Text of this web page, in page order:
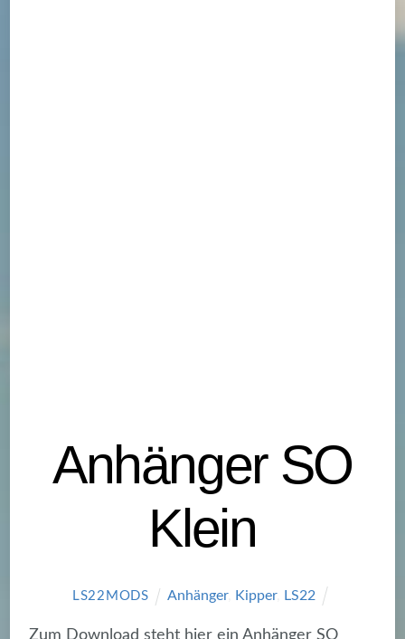
Anhänger SO
Klein
LS22MODS Anhänger, Kipper, LS22
Zum Download steht hier ein Anhänger SO